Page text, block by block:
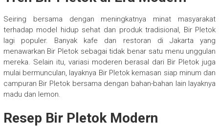
Seiring bersama dengan meningkatnya minat masyarakat
terhadap model hidup sehat dan produk tradisional, Bir Pletok
lagi populer. Banyak kafe dan restoran di Jakarta yang
menawarkan Bir Pletok sebagai tidak benar satu menu unggulan
mereka. Selain itu, variasi moderen berasal dari Bir Pletok juga
mulai bermunculan, layaknya Bir Pletok kemasan siap minum dan
campuran Bir Pletok bersama dengan bahan-bahan lain layaknya
madu dan lemon.
Resep Bir Pletok Modern